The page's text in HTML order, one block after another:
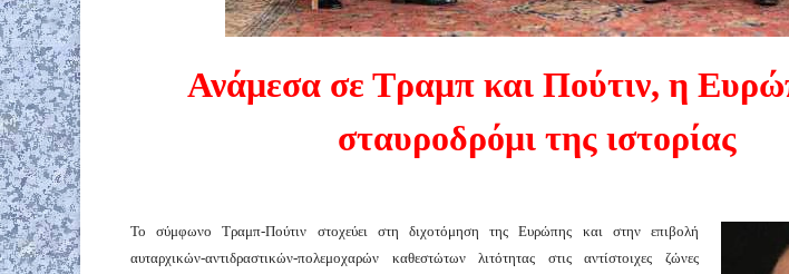
Ανάμεσα σε Τραμπ και Πούτιν, η
σταυροδρόμι της ιστορίας
Το σύμφωνο Τραμπ-Πούτιν στοχεύει στη διχοτόμηση της Ευρώπης και στην επιβολή
αυταρχικών-αντιδραστικών-πολεμοχαρών καθεστώτων λιτότητας στις αντίστοιχες ζώνες